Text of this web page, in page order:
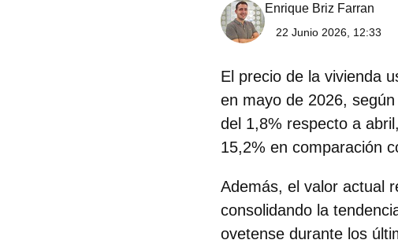
Enrique Briz Farran
22 Junio 2026, 12:33
El precio de la vivienda
en mayo de 2026,
del 1,8% respecto a
15,2% en comparación
Además, el valor actual
consolidando la
ovetense durante los